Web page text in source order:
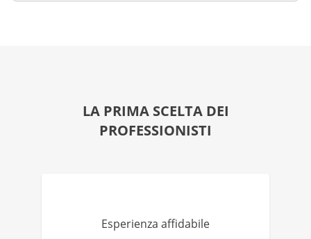
LA PRIMA SCELTA DEI
PROFESSIONISTI
Esperienza affidabile